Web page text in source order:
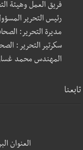
فريق العمل وهيئة
رئيس التحرير
مديرة التحرير:
سكرتير التحرير :
المهندس محمد
تابعنا
العنوان